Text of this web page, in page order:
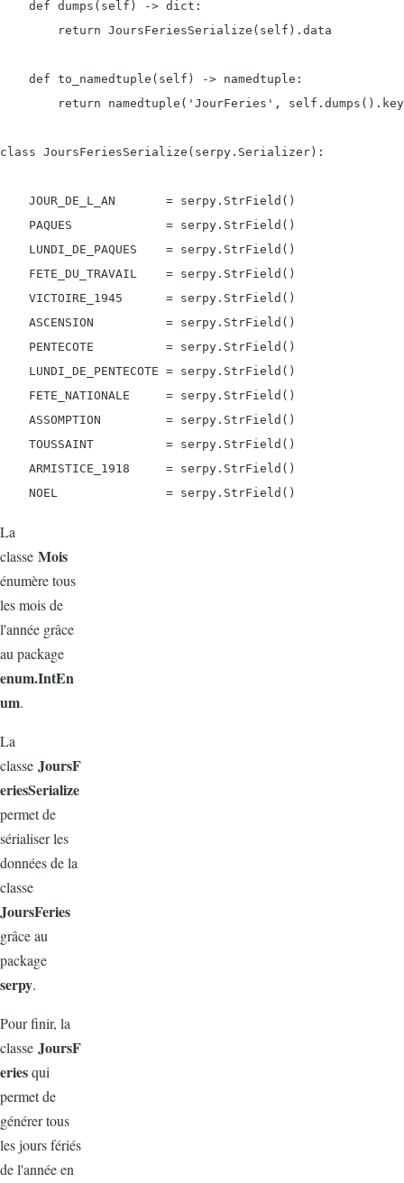
    def dumps(self) -> dict:
        return JoursFeriesSerialize(self).data
    def to_namedtuple(self) -> namedtuple:
return namedtuple('JourFeries',
class JoursFeriesSerialize(serpy.Serializer):
    JOUR_DE_L_AN       = serpy.StrField()
    PAQUES             = serpy.StrField()
    LUNDI_DE_PAQUES    = serpy.StrField()
    FETE_DU_TRAVAIL    = serpy.StrField()
    VICTOIRE_1945      = serpy.StrField()
    ASCENSION          = serpy.StrField()
    PENTECOTE          = serpy.StrField()
    LUNDI_DE_PENTECOTE = serpy.StrField()
    FETE_NATIONALE     = serpy.StrField()
    ASSOMPTION         = serpy.StrField()
    TOUSSAINT          = serpy.StrField()
    ARMISTICE_1918     = serpy.StrField()
La
classe Mois
énumère tous
les mois de
l'année grâce
au package
enum.IntEn
um.
La
classe JoursF
eriesSerialize
permet de
sérialiser les
données de la
classe
JoursFeries
grâce au
package
serpy.
Pour finir, la
classe JoursF
eriesqui
permet de
générer tous
les jours fériés
de l'année en